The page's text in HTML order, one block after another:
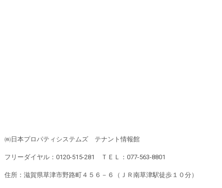
㈱日本プロパティシステムズ テナント情報館
フリーダイヤル：0120-515-281 ＴＥＬ：077-563-8801
住所：滋賀県草津市野路町４５６－６（ＪＲ南草津駅徒歩１０分）